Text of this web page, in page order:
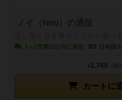
ノイ（Neu）の通販
1～2営業日以内に発送
カートに
¥1,760 （税